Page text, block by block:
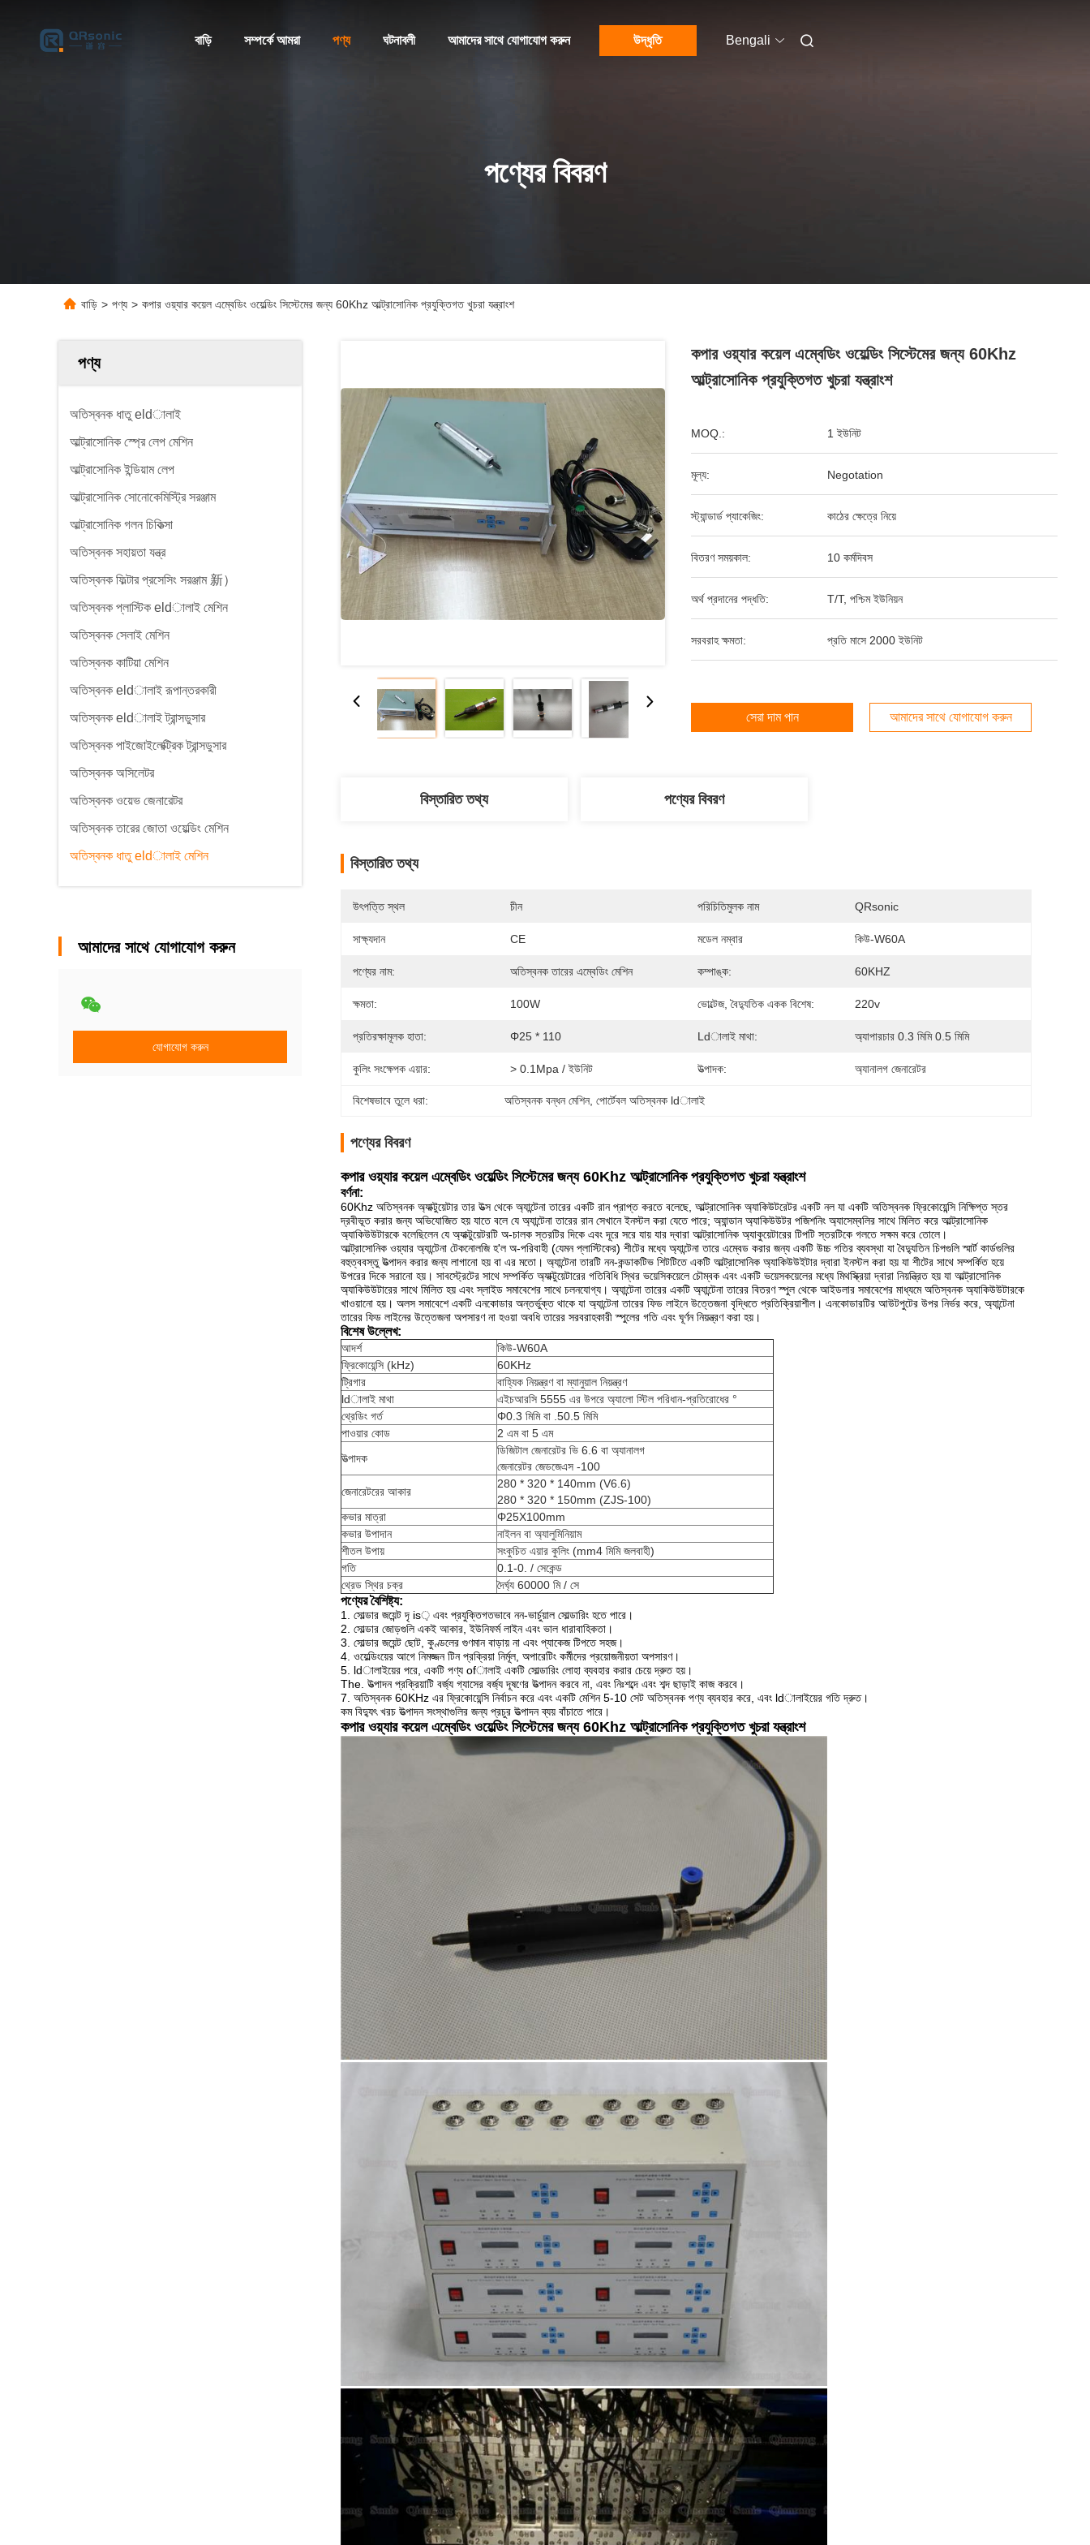
বাড়ি সম্পর্কে আমরা পণ্য ঘটনাবলী আমাদের সাথে যোগাযোগ করুন উদ্ধৃতি Bengali
পণ্যের বিবরণ
বাড়ি > পণ্য > কপার ওয়্যার কয়েল এম্বেডিং ওয়েল্ডিং সিস্টেমের জন্য 60Khz আল্ট্রাসোনিক প্রযুক্তিগত খুচরা যন্ত্রাংশ
পণ্য
অতিস্বনক ধাতু eldালাই
আল্ট্রাসোনিক স্প্রে লেপ মেশিন
আল্ট্রাসোনিক ইন্ডিয়াম লেপ
আল্ট্রাসোনিক সোনোকেমিস্ট্রি সরঞ্জাম
আল্ট্রাসোনিক গলন চিকিত্সা
অতিস্বনক সহায়তা যন্ত্র
অতিস্বনক ফিল্টার প্রসেসিং সরঞ্জাম 新）
অতিস্বনক প্লাস্টিক eldালাই মেশিন
অতিস্বনক সেলাই মেশিন
অতিস্বনক কাটিয়া মেশিন
অতিস্বনক eldালাই রূপান্তরকারী
অতিস্বনক eldালাই ট্রান্সডুসার
অতিস্বনক পাইজোইলেক্ট্রিক ট্রান্সডুসার
অতিস্বনক অসিলেটর
অতিস্বনক ওয়েভ জেনারেটর
অতিস্বনক তারের জোতা ওয়েল্ডিং মেশিন
অতিস্বনক ধাতু eldালাই মেশিন
আমাদের সাথে যোগাযোগ করুন
যোগাযোগ করুন
কপার ওয়্যার কয়েল এম্বেডিং ওয়েল্ডিং সিস্টেমের জন্য 60Khz
আল্ট্রাসোনিক প্রযুক্তিগত খুচরা যন্ত্রাংশ
MOQ.: 1 ইউনিট
মূল্য: Negotation
স্ট্যান্ডার্ড প্যাকেজিং: কাঠের ক্ষেত্রে নিয়ে
বিতরণ সময়কাল: 10 কর্মদিবস
অর্থ প্রদানের পদ্ধতি: T/T, পশ্চিম ইউনিয়ন
সরবরাহ ক্ষমতা: প্রতি মাসে 2000 ইউনিট
সেরা দাম পান আমাদের সাথে যোগাযোগ করুন
বিস্তারিত তথ্য পণ্যের বিবরণ
বিস্তারিত তথ্য
উৎপত্তি স্থল চীন পরিচিতিমুলক নাম QRsonic
সাক্ষ্যদান CE মডেল নম্বার কিউ-W60A
পণ্যের নাম: অতিস্বনক তারের এম্বেডিং মেশিন কম্পাঙ্ক: 60KHZ
ক্ষমতা: 100W ভোল্টেজ, বৈদ্যুতিক একক বিশেষ: 220v
প্রতিরক্ষামূলক হাতা: Φ25 * 110 Ldালাই মাথা: অ্যাপারচার 0.3 মিমি 0.5 মিমি
কুলিং সংক্ষেপক এয়ার: > 0.1Mpa / ইউনিট উত্পাদক: অ্যানালগ জেনারেটর
বিশেষভাবে তুলে ধরা: অতিস্বনক বন্ধন মেশিন, পোর্টেবল অতিস্বনক ldালাই
পণ্যের বিবরণ
কপার ওয়্যার কয়েল এম্বেডিং ওয়েল্ডিং সিস্টেমের জন্য 60Khz আল্ট্রাসোনিক প্রযুক্তিগত খুচরা যন্ত্রাংশ
বর্ণনা:
60Khz অতিস্বনক অ্যাক্টুয়েটার তার উত্স থেকে অ্যান্টেনা তারের একটি রান প্রাপ্ত করতে বলেছে, আল্ট্রাসোনিক অ্যাকিউটরেটর একটি নল যা একটি অতিস্বনক ফ্রিকোয়েন্সি নিক্ষিপ্ত স্তর
দ্রবীভূত করার জন্য অভিযোজিত হয় যাতে বলে যে অ্যান্টেনা তারের রান সেখানে ইনস্টল করা যেতে পারে; অ্যান্ডান অ্যাকিউউটর পজিশনিং অ্যাসেম্বলির সাথে মিলিত করে আল্ট্রাসোনিক
অ্যাকিউউটারকে বলেছিলেন যে অ্যাক্টুয়েটরটি অ-চালক স্তরটির দিকে এবং দূরে সরে যায় যার দ্বারা আল্ট্রাসোনিক অ্যাকুয়েটারের টিপটি স্তরটিকে গলতে সক্ষম করে তোলে।
আল্ট্রাসোনিক ওয়্যার অ্যান্টেনা টেকনোলজি হ'ল অ-পরিবাহী (যেমন প্লাস্টিকের) শীটের মধ্যে অ্যান্টেনা তারে এম্বেড করার জন্য একটি উচ্চ গতির ব্যবস্থা যা বৈদ্যুতিন চিপগুলি স্মার্ট কার্ডগুলির
বহুত্ববস্তু উত্পাদন করার জন্য লাগানো হয় বা এর মতো। অ্যান্টেনা তারটি নন-কন্ডাকটিভ শিটটিতে একটি আল্ট্রাসোনিক অ্যাকিউউইটার দ্বারা ইনস্টল করা হয় যা শীটের সাথে সম্পর্কিত হয়ে
উপরের দিকে সরানো হয়। সাবস্ট্রেটের সাথে সম্পর্কিত অ্যাক্টুয়েটারের গতিবিধি স্থির ভয়েসিকয়েলে চৌম্বক এবং একটি ভয়েসকয়েলের মধ্যে মিথস্ক্রিয়া দ্বারা নিয়ন্ত্রিত হয় যা আল্ট্রাসোনিক
অ্যাকিউউটারের সাথে মিলিত হয় এবং স্লাইড সমাবেশের সাথে চলনযোগ্য। অ্যান্টেনা তারের একটি অ্যান্টেনা তারের বিতরণ স্পুল থেকে আইডলার সমাবেশের মাধ্যমে অতিস্বনক অ্যাকিউউটারকে
খাওয়ানো হয়। অলস সমাবেশে একটি এনকোডার অন্তর্ভুক্ত থাকে যা অ্যান্টেনা তারের ফিড লাইনে উত্তেজনা বৃদ্ধিতে প্রতিক্রিয়াশীল। এনকোডারটির আউটপুটের উপর নির্ভর করে, অ্যান্টেনা
তারের ফিড লাইনের উত্তেজনা অপসারণ না হওয়া অবধি তারের সরবরাহকারী স্পুলের গতি এবং ঘূর্ণন নিয়ন্ত্রণ করা হয়।
বিশেষ উল্লেখ:
আদর্শ
কিউ-W60A
ফ্রিকোয়েন্সি (kHz)
60KHz
ট্রিগার
বাহ্যিক নিয়ন্ত্রণ বা ম্যানুয়াল নিয়ন্ত্রণ
ldালাই মাথা
এইচআরসি 5555 এর উপরে অ্যালো স্টিল পরিধান-প্রতিরোধের °
থ্রেডিং গর্ত
Φ0.3 মিমি বা .50.5 মিমি
পাওয়ার কোড
2 এম বা 5 এম
উত্পাদক
ডিজিটাল জেনারেটর ভি 6.6 বা অ্যানালগ
জেনারেটর জেডজেএস -100
জেনারেটরের আকার
280 * 320 * 140mm (V6.6)
280 * 320 * 150mm (ZJS-100)
কভার মাত্রা
Φ25X100mm
কভার উপাদান
নাইলন বা অ্যালুমিনিয়াম
শীতল উপায়
সংকুচিত এয়ার কুলিং (mm4 মিমি জলবাহী)
গতি
0.1-0. / সেকেন্ড
থ্রেড স্থির চক্র
দৈর্ঘ্য 60000 মি / সে
পণ্যের বৈশিষ্ট্য:
1. সোল্ডার জয়েন্ট দৃ is় এবং প্রযুক্তিগতভাবে নন-ভার্চুয়াল সোল্ডারিং হতে পারে।
2. সোল্ডার জোড়গুলি একই আকার, ইউনিফর্ম লাইন এবং ভাল ধারাবাহিকতা।
3. সোল্ডার জয়েন্ট ছোট, কুণ্ডলের গুণমান বাড়ায় না এবং প্যাকেজ টিপতে সহজ।
4. ওয়েল্ডিংয়ের আগে নিমজ্জন টিন প্রক্রিয়া নির্মূল, অপারেটিং কর্মীদের প্রয়োজনীয়তা অপসারণ।
5. ldালাইয়ের পরে, একটি পণ্য ofালাই একটি সোল্ডারিং লোহা ব্যবহার করার চেয়ে দ্রুত হয়।
The. উত্পাদন প্রক্রিয়াটি বর্জ্য গ্যাসের বর্জ্য দূষণের উত্পাদন করবে না, এবং নিঃশব্দে এবং শব্দ ছাড়াই কাজ করবে।
7. অতিস্বনক 60KHz এর ফ্রিকোয়েন্সি নির্বাচন করে এবং একটি মেশিন 5-10 সেট অতিস্বনক পণ্য ব্যবহার করে, এবং ldালাইয়ের গতি দ্রুত।
কম বিদ্যুৎ খরচ উত্পাদন সংস্থাগুলির জন্য প্রচুর উত্পাদন ব্যয় বাঁচাতে পারে।
কপার ওয়্যার কয়েল এম্বেডিং ওয়েল্ডিং সিস্টেমের জন্য 60Khz আল্ট্রাসোনিক প্রযুক্তিগত খুচরা যন্ত্রাংশ